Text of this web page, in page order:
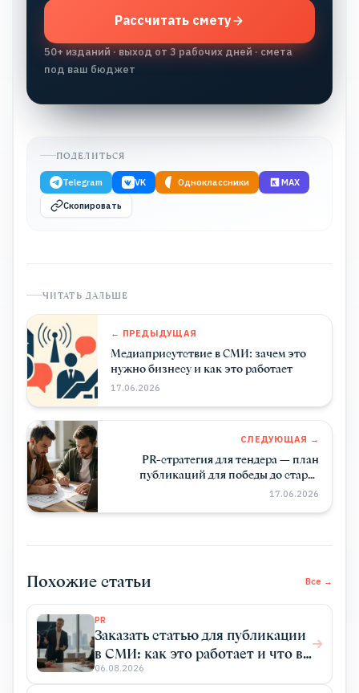
Рассчитать смету
50+ изданий · выход от 3 рабочих дней · смета
под ваш бюджет
ПОДЕЛИТЬСЯ
Telegram VK Одноклассники MAX
Скопировать
ЧИТАТЬ ДАЛЬШЕ
← ПРЕДЫДУЩАЯ
Медиаприсутствие в СМИ: зачем это
нужно бизнесу и как это работает
17.06.2026
СЛЕДУЮЩАЯ →
PR-стратегия для тендера — план
публикаций для победы до старта
торгов
17.06.2026
Похожие статьи Все →
PR
Заказать статью для публикации
в СМИ: как это работает и что вы
получаете
06.08.2026